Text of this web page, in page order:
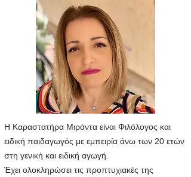
Η Καραστατήρα Μιράντα είναι Φιλόλογος και
ειδική παιδαγωγός με εμπειρία άνω των 20 ετών
στη γενική και ειδική αγωγή.
Έχει ολοκληρώσει τις προπτυχιακές της